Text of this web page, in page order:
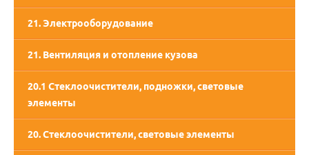
21. Электрооборудование
21. Вентиляция и отопление кузова
20.1 Стеклоочистители, подножки, световые
элементы
20. Стеклоочистители, световые элементы